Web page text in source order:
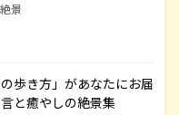
景
歩き方」があなたにお届
と癒やしの絶景集